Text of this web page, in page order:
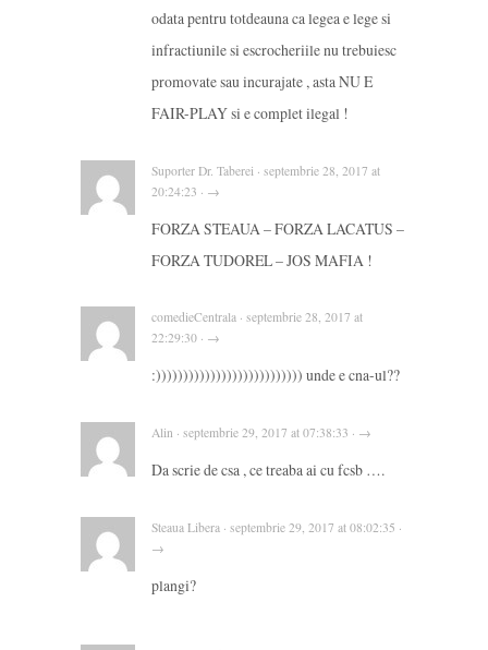
odata pentru totdeauna ca legea e lege si
infractiunile si escrocheriile nu trebuiesc
promovate sau incurajate , asta NU E
FAIR-PLAY si e complet ilegal !
Suporter Dr. Taberei · septembrie 28, 2017 at
20:24:23 · →
FORZA STEAUA – FORZA LACATUS –
FORZA TUDOREL – JOS MAFIA !
comedieCentrala · septembrie 28, 2017 at
22:29:30 · →
:))))))))))))))))))))))))))) unde e cna-ul??
Alin · septembrie 29, 2017 at 07:38:33 · →
Da scrie de csa , ce treaba ai cu fcsb ….
Steaua Libera · septembrie 29, 2017 at 08:02:35 ·
→
plangi?